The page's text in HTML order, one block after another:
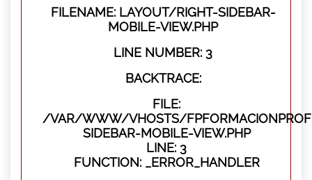
FILENAME: LAYOUT/RIGHT-SIDEBAR-
MOBILE-VIEW.PHP
LINE NUMBER: 3
BACKTRACE:
FILE:
/VAR/WWW/VHOSTS/
SIDEBAR-MOBILE-VIEW.PHP
LINE: 3
FUNCTION: _ERROR_HANDLER